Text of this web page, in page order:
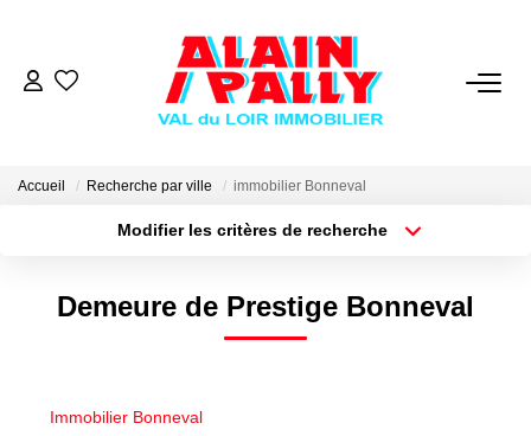
VENTE
LOCATION
DERNIERES VENTES
Accueil Recherche par ville immobilier Bonneval
Modifier les critères de recherche
Type de bien
Surface min
Demeure de Prestige Bonneval
Immobilier Bonneval